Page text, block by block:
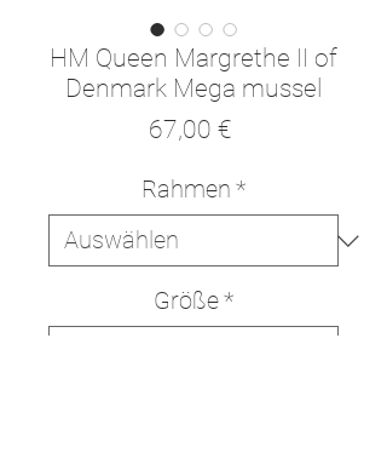
HM Queen Margrethe II of
Denmark Mega mussel
67,00 €
Rahmen *
Größe*